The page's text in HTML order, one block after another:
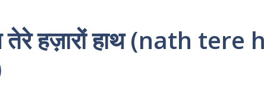
तेरे हज़ारों हाथ (nath tere